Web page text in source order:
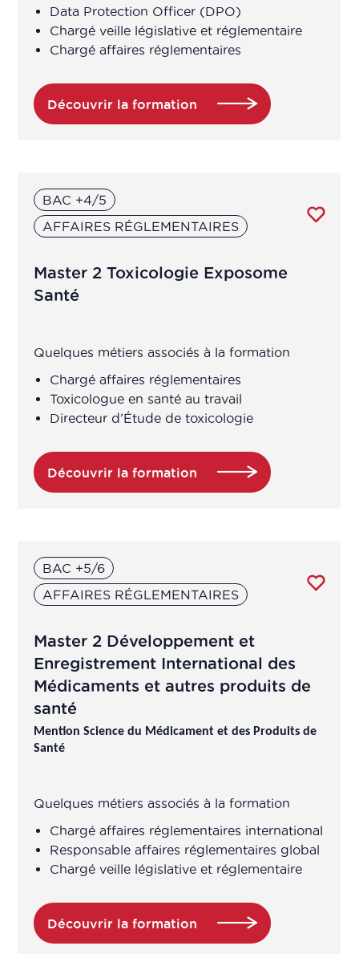
Recherche & Développement
Data Protection Officer (DPO)
Chargé veille législative et réglementaire
Chargé affaires réglementaires
Découvrir la formation
BAC +4/5
AFFAIRES RÉGLEMENTAIRES
Master 2 Toxicologie Exposome
Santé
Quelques métiers associés à la formation
Chargé affaires réglementaires
Toxicologue en santé au travail
Directeur d’Étude de toxicologie
Découvrir la formation
BAC +5/6
AFFAIRES RÉGLEMENTAIRES
Master 2 Développement et
Enregistrement International des
Médicaments et autres produits de
santé
Mention Science du Médicament et des Produits de
Santé
Quelques métiers associés à la formation
Chargé affaires réglementaires international
Responsable affaires réglementaires global
Chargé veille législative et réglementaire
Découvrir la formation